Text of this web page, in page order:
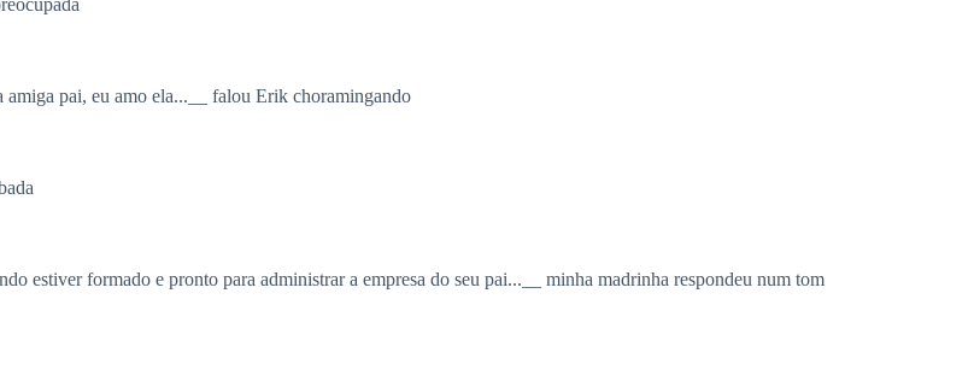
pai, eu amo ela...__ falou Erik choramingando
estiver formado e pronto para administrar a empresa do seu pai...__ minha madrinha respondeu num tom